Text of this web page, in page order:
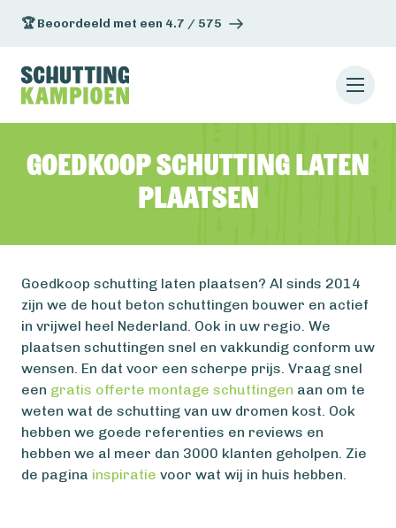
🏆 Beoordeeld met een 4.7 / 575
Goedkoop schutting laten
plaatsen
Goedkoop schutting laten plaatsen? Al sinds 2014
zijn we de hout beton schuttingen bouwer en actief
in vrijwel heel Nederland. Ook in uw regio. We
plaatsen schuttingen snel en vakkundig conform uw
wensen. En dat voor een scherpe prijs. Vraag snel
een gratis offerte montage schuttingen aan om te
weten wat de schutting van uw dromen kost. Ook
hebben we goede referenties en reviews en
hebben we al meer dan 3000 klanten geholpen. Zie
de pagina inspiratie voor wat wij in huis hebben.